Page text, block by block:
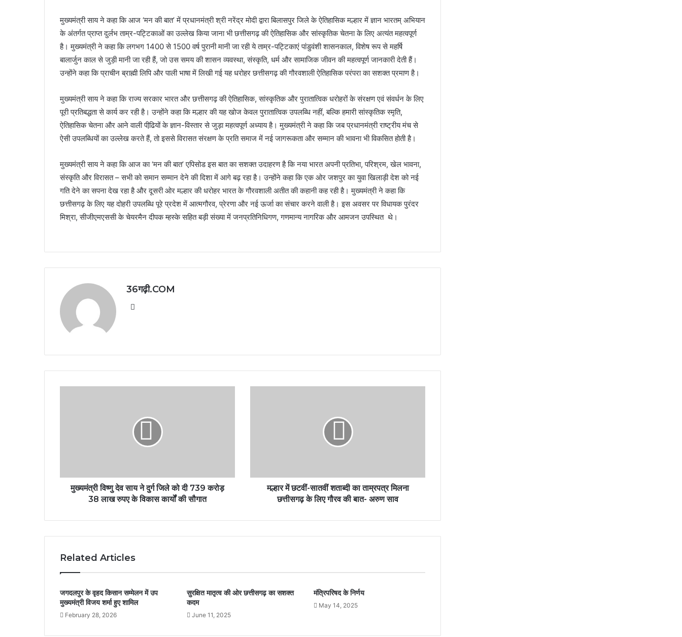
मुख्यमंत्री साय ने कहा कि आज ‘मन की बात’ में प्रधानमंत्री श्री नरेंद्र मोदी द्वारा बिलासपुर जिले के ऐतिहासिक मल्हार में ज्ञान भारतम् अभियान
के अंतर्गत प्राप्त दुर्लभ ताम्र-पट्टिकाओं का उल्लेख किया जाना भी छत्तीसगढ़ की ऐतिहासिक और सांस्कृतिक चेतना के लिए अत्यंत महत्वपूर्ण
है। मुख्यमंत्री ने कहा कि लगभग 1400 से 1500 वर्ष पुरानी मानी जा रही ये ताम्र-पट्टिकाएं पांडुवंशी शासनकाल, विशेष रूप से महर्षि
बालार्जुन काल से जुड़ी मानी जा रही हैं, जो उस समय की शासन व्यवस्था, संस्कृति, धर्म और सामाजिक जीवन की महत्वपूर्ण जानकारी देती हैं।
उन्होंने कहा कि प्राचीन ब्राह्मी लिपि और पाली भाषा में लिखी गई यह धरोहर छत्तीसगढ़ की गौरवशाली ऐतिहासिक परंपरा का सशक्त प्रमाण है।
मुख्यमंत्री साय ने कहा कि राज्य सरकार भारत और छत्तीसगढ़ की ऐतिहासिक, सांस्कृतिक और पुरातात्विक धरोहरों के संरक्षण एवं संवर्धन के लिए
पूरी प्रतिबद्धता से कार्य कर रही है। उन्होंने कहा कि मल्हार की यह खोज केवल पुरातात्विक उपलब्धि नहीं, बल्कि हमारी सांस्कृतिक स्मृति,
ऐतिहासिक चेतना और आने वाली पीढि़यों के ज्ञान-विस्तार से जुड़ा महत्वपूर्ण अध्याय है। मुख्यमंत्री ने कहा कि जब प्रधानमंत्री राष्ट्रीय मंच से
ऐसी उपलब्धियों का उल्लेख करते हैं, तो इससे विरासत संरक्षण के प्रति समाज में नई जागरूकता और सम्मान की भावना भी विकसित होती है।
मुख्यमंत्री साय ने कहा कि आज का ‘मन की बात’ एपिसोड इस बात का सशक्त उदाहरण है कि नया भारत अपनी प्रतिभा, परिश्रम, खेल भावना,
संस्कृति और विरासत – सभी को समान सम्मान देने की दिशा में आगे बढ़ रहा है। उन्होंने कहा कि एक ओर जशपुर का युवा खिलाड़ी देश को नई
गति देने का सपना देख रहा है और दूसरी ओर मल्हार की धरोहर भारत के गौरवशाली अतीत की कहानी कह रही है। मुख्यमंत्री ने कहा कि
छत्तीसगढ़ के लिए यह दोहरी उपलब्धि पूरे प्रदेश में आत्मगौरव, प्रेरणा और नई ऊर्जा का संचार करने वाली है। इस अवसर पर विधायक पुरंदर
मिश्रा, सीजीएमएससी के चेयरमैन दीपक म्हस्के सहित बड़ी संख्या में जनप्रतिनिधिगण, गणमान्य नागरिक और आमजन उपस्थित थे।
36गढ़ी.COM
मुख्यमंत्री विष्णु देव साय ने दुर्ग जिले को दी 739 करोड़
38 लाख रुपए के विकास कार्यों की सौगात
मल्हार में छटवीं-सातवीं शताब्दी का ताम्रपत्र मिलना
छत्तीसगढ़ के लिए गौरव की बात- अरुण साव
Related Articles
जगदलपुर के वृहद किसान सम्मेलन में उप
मुख्यमंत्री विजय शर्मा हुए शामिल
February 28, 2026
सुरक्षित मातृत्व की ओर छत्तीसगढ़ का सशक्त
कदम
June 11, 2025
मंत्रिपरिषद के निर्णय
May 14, 2025